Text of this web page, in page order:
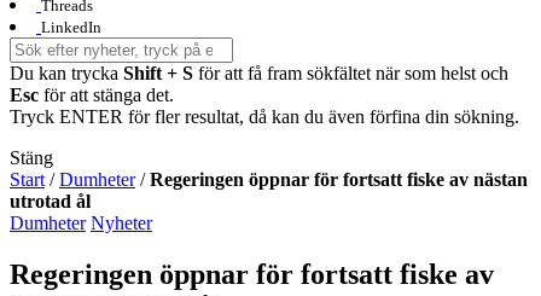
Threads
LinkedIn
Du kan trycka Shift + S för att få fram sökfältet när som helst och
Esc för att stänga det.
Tryck ENTER för fler resultat, då kan du även förfina din sökning.
Stäng
Start /Dumheter/Regeringen öppnar för fortsatt fiske av nästan
utrotad ål
Dumheter Nyheter
Regeringen öppnar för fortsatt fiske av